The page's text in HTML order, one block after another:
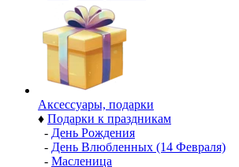
Аксессуары, подарки
♦ Подарки к праздникам
- День Рождения
- День Влюбленных (14 Февраля)
- Масленица